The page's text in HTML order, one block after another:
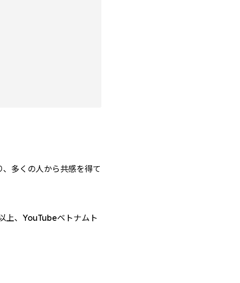
多くの人から共感を得て
上、YouTubeベトナムト